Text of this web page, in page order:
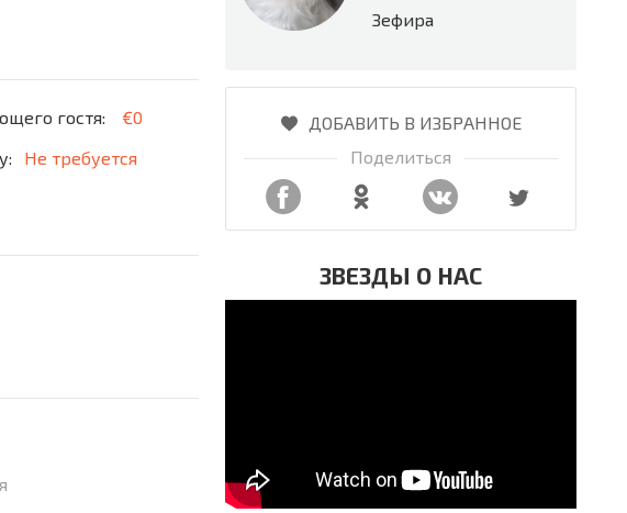
Зефира
ДОБАВИТЬ В ИЗБРАННОЕ
Поделиться
ЗВЕЗДЫ О НАС
гостя:
€0
Не требуется